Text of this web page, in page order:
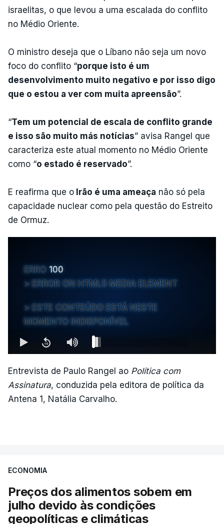
israelitas, o que levou a uma escalada do conflito
no Médio Oriente.
O ministro deseja que o Líbano não seja um novo
foco do conflito “porque isto é um
desenvolvimento muito negativo e por isso digo
que o estou a ver com muita apreensão”.
“Tem um potencial de escala de conflito grande
e isso são muito más notícias” avisa Rangel que
caracteriza este atual momento no Médio Oriente
como “o estado é reservado”.
E reafirma que o Irão é uma ameaça não só pela
capacidade nuclear como pela questão do Estreito
de Ormuz.
ERRO 100
ERROR ON HTML5 MEDIA ELEMENT
ESTE CONTEÚDO ESTÁ NESTE
MOMENTO INDISPONÍVEL
Entrevista de Paulo Rangel ao Política com
Assinatura, conduzida pela editora de política da
Antena 1, Natália Carvalho.
ECONOMIA
Preços dos alimentos sobem em
julho devido às condições
geopolíticas e climáticas